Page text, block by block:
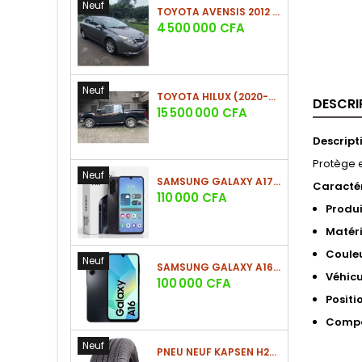
Neuf TOYOTA AVENSIS 2012 (PHASE 2)
Prix
4 500 000 CFA
Neuf TOYOTA HILUX (2020-2021)
Prix
15 500 000 CFA
Neuf SAMSUNG GALAXY A17 (4GO/128GO)
Prix
110 000 CFA
Neuf SAMSUNG GALAXY A16 4G (4GO/128GO)
Prix
100 000 CFA
Neuf PNEU NEUF KAPSEN H202 225/60 R18 100H
Protège